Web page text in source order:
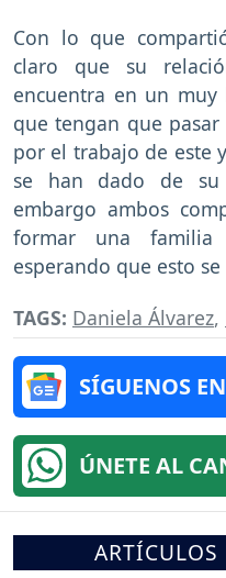
Con lo que
claro que su
encuentra en un
que tengan que
por el trabajo de este
se han dado de su
embargo ambos
formar una
esperando que esto
TAGS: Daniela Álvarez,
SÍGUENOS
ÚNETE AL